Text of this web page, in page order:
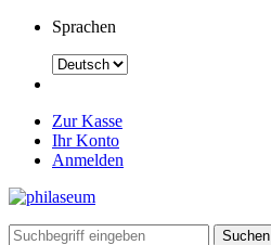
Sprachen
Zur Kasse
Ihr Konto
Anmelden
Suchen